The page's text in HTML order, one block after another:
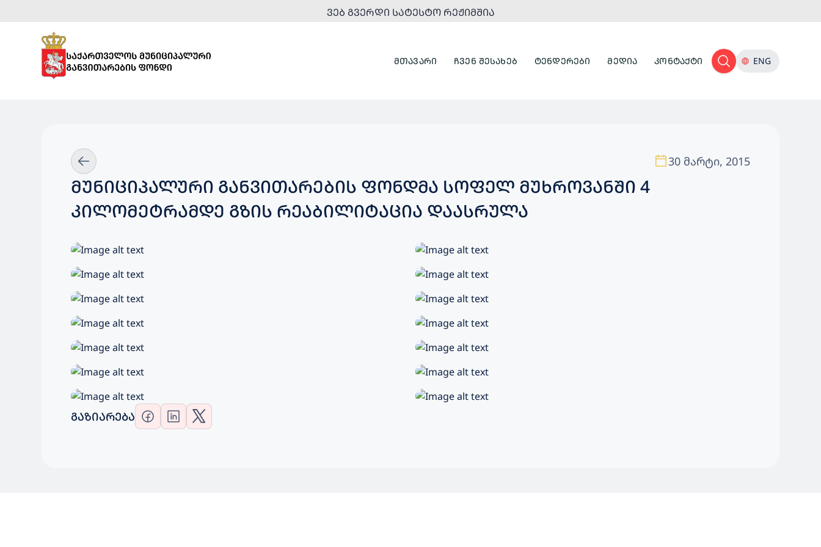
ᲕᲔᲑ ᲒᲕᲔᲠᲓᲘ ᲡᲐᲢᲔᲡᲢᲝ ᲠᲔᲟᲘᲛᲨᲘᲐ
ᲛᲗᲐᲕᲐᲠᲘ ᲩᲕᲔᲜ ᲨᲔᲡᲐᲮᲔᲑ ᲢᲔᲜᲓᲔᲠᲔᲑᲘ ᲛᲔᲓᲘᲐ ᲙᲝᲜᲢᲐᲥᲢᲘ ENG
30 მარტი, 2015
ᲛᲣᲜᲘᲪᲘᲞᲐᲚᲣᲠᲘ ᲒᲐᲜᲕᲘᲗᲐᲠᲔᲑᲘᲡ ᲤᲝᲜᲓᲛᲐ ᲡᲝᲤᲔᲚ ᲛᲣᲮᲠᲝᲕᲐᲜᲨᲘ 4
ᲙᲘᲚᲝᲛᲔᲢᲠᲐᲛᲓᲔ ᲒᲖᲘᲡ ᲠᲔᲐᲑᲘᲚᲘᲢᲐᲪᲘᲐ ᲓᲐᲐᲡᲠᲣᲚᲐ
ᲒᲐᲖᲘᲐᲠᲔᲑᲐ